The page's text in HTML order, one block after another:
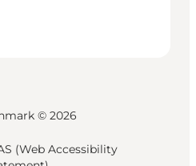
© 2026
(Web Accessibility